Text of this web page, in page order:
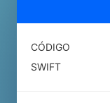
CÓDIGO
SWIFT